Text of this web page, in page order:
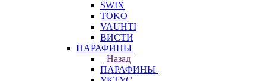
SWIX
TOKO
VAUHTI
ВИСТИ
ПАРАФИНЫ
Назад
ПАРАФИНЫ